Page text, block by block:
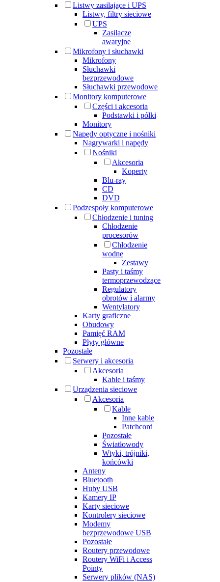
Listwy zasilające i UPS
Listwy, filtry sieciowe
UPS
Zasilacze
awaryjne
Mikrofony i słuchawki
Mikrofony
Słuchawki
bezprzewodowe
Słuchawki przewodowe
Monitory komputerowe
Części i akcesoria
Podstawki i półki
Monitory
Napędy optyczne i nośniki
Nagrywarki i napędy
Nośniki
Akcesoria
Koperty
Blu-ray
CD
DVD
Podzespoły komputerowe
Chłodzenie i tuning
Chłodzenie
procesorów
Chłodzenie
wodne
Zestawy
Pasty i taśmy
termoprzewodzące
Regulatory
obrotów i alarmy
Wentylatory
Karty graficzne
Obudowy
Pamięć RAM
Płyty główne
Pozostałe
Serwery i akcesoria
Akcesoria
Kable i taśmy
Urządzenia sieciowe
Akcesoria
Kable
Inne kable
Patchcord
Pozostałe
Światłowody
Wtyki, trójniki,
końcówki
Anteny
Bluetooth
Huby USB
Kamery IP
Karty sieciowe
Kontrolery sieciowe
Modemy
bezprzewodowe USB
Pozostałe
Routery przewodowe
Routery WiFi i Access
Pointy
Serwery plików (NAS)